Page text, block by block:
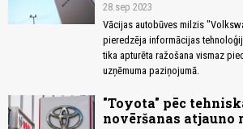
28.sep 2023
Vācijas autobūves milzis
pieredzēja informācijas
tika apturēta ražošana vismaz
uzņēmuma paziņojumā.
"Toyota" pēc
novēršanas atjauno